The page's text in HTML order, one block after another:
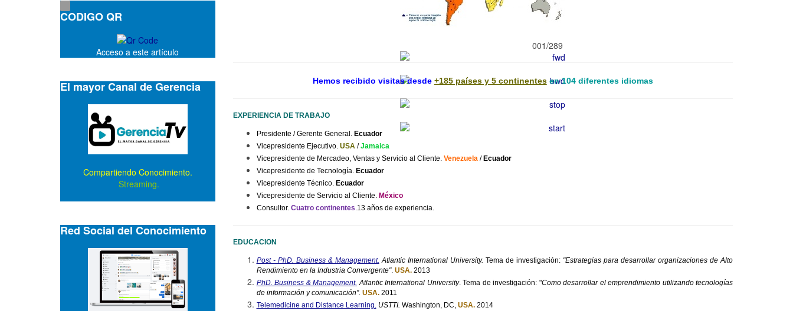
Experiencia del Equipo de trabajo de
001/289
Hemos recibido visitas desde +185 países y 5 continentesen 104 diferentes idiomas
EXPERIENCIA DE TRABAJO
Presidente /Gerente General. Ecuador
Vicepresidente Ejecutivo. USA/Jamaica
Vicepresidente de Mercadeo, Ventas y Servicio al Cliente. Venezuela/ Ecuador
Vicepresidente de Tecnología. Ecuador
Vicepresidente Técnico. Ecuador
Vicepresidente de Servicio al Cliente. México
Consultor.Cuatro continentes.13 años de experiencia.
EDUCACION
Post - PhD. Business & Management. Atlantic International University. Tema de investigación: "Estrategias para desarrollar organizaciones de Alto
Rendimiento en la Industria Convergente". USA. 2013
PhD. Business & Management. Atlantic International University. Tema de investigación: "Como desarrollar el emprendimiento utilizando tecnologías
de información y comunicación". USA. 2011
Telemedicine and Distance Learning. USTTI. Washington, DC, USA. 2014
CODIGO QR
Acceso a este artículo
El mayor Canal de Gerencia
Compartiendo Conocimiento.
Streaming.
Red Social del Conocimiento